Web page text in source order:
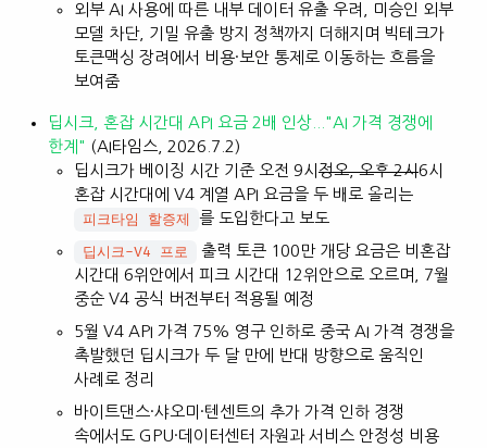
외부 AI 사용에 따른 내부 데이터 유출 우려, 미승인 외부
모델 차단, 기밀 유출 방지 정책까지 더해지며 빅테크가
토큰맥싱 장려에서 비용·보안 통제로 이동하는 흐름을
보여줌
딥시크, 혼잡 시간대 API 요금 2배 인상..."AI 가격 경쟁에
한계" (AI타임스, 2026.7.2)
딥시크가 베이징 시간 기준 오전 9시 정오, 오후 2시6시
혼잡 시간대에 V4 계열 API 요금을 두 배로 올리는
피크타임 할증제 를 도입한다고 보도
딥시크-V4 프로
출력 토큰 100만 개당 요금은 비혼잡
시간대 6위안에서 피크 시간대 12위안으로 오르며, 7월
중순 V4 공식 버전부터 적용될 예정
5월 V4 API 가격 75% 영구 인하로 중국 AI 가격 경쟁을
촉발했던 딥시크가 두 달 만에 반대 방향으로 움직인
사례로 정리
바이트댄스·샤오미·텐센트의 추가 가격 인하 경쟁
속에서도 GPU·데이터센터 자원과 서비스 안정성 비용